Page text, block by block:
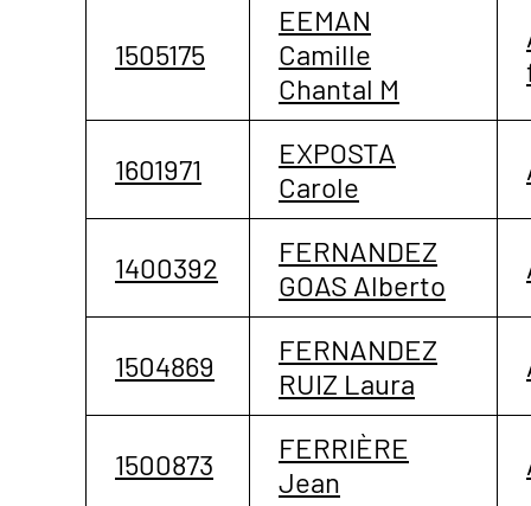
1505175
EEMAN
Camille
Chantal M
1601971
EXPOSTA
Carole
1400392
FERNANDEZ
GOAS Alberto
1504869
FERNANDEZ
RUIZ Laura
1500873
FERRIÈRE
Jean